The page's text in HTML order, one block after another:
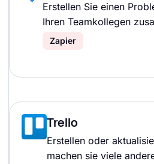
Erstellen Sie einen
Ihren Teamkollegen
Zapier
Trello
Erstellen oder
machen sie viele